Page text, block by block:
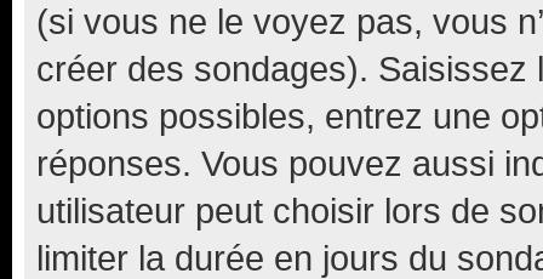
(si vous ne le voyez pas, vous
créer des sondages).
options possibles, entrez une
réponses. Vous pouvez aussi
utilisateur peut choisir lors de
limiter la durée en jours du